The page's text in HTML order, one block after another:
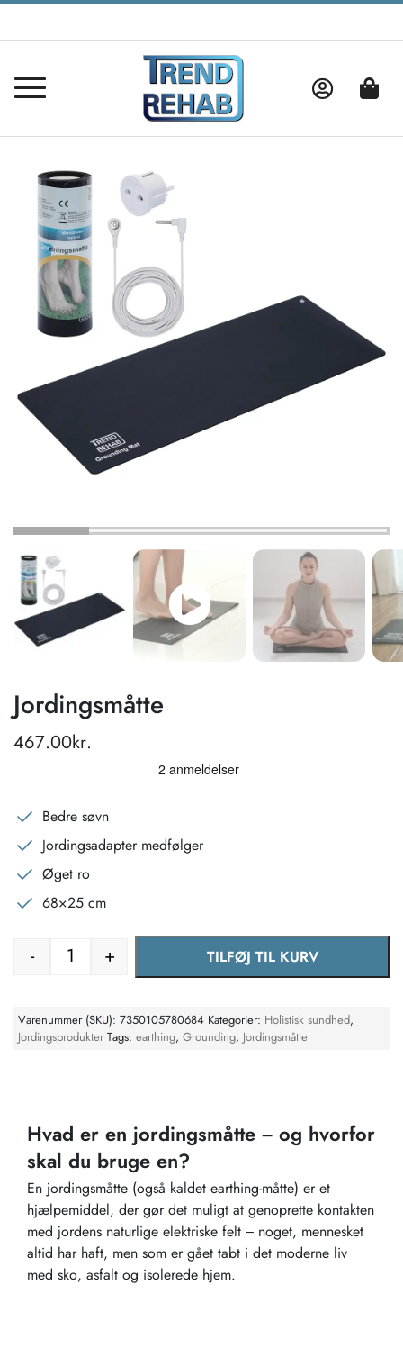
Jordingsmåtte
467.00kr.
Bedre søvn
Jordingsadapter medfølger
Øget ro
68×25 cm
Jordingsmåtte antal
- + TILFØJ TIL KURV
Varenummer (SKU): 7350105780684 Kategorier: Holistisk sundhed,
Jordingsprodukter Tags: earthing, Grounding, Jordingsmåtte
Hvad er en jordingsmåtte – og hvorfor
skal du bruge en?
En jordingsmåtte (også kaldet earthing-måtte) er et
hjælpemiddel, der gør det muligt at genoprette kontakten
med jordens naturlige elektriske felt – noget, mennesket
altid har haft, men som er gået tabt i det moderne liv
med sko, asfalt og isolerede hjem.